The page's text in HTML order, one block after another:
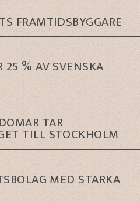
FRAMTIDSBYGGARE
25 % AV SVENSKA
TAR
TILL STOCKHOLM
MED STARKA